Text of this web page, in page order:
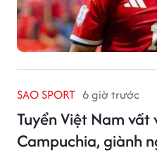
SAO SPORT 6 giờ trước
Tuyển Việt Nam vất
Campuchia, giành